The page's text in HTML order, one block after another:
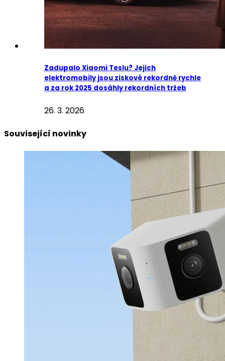
Zadupalo Xiaomi Teslu? Jejich
elektromobily jsou ziskové rekordně rychle
a za rok 2025 dosáhly rekordních tržeb
26. 3. 2026
Související novinky